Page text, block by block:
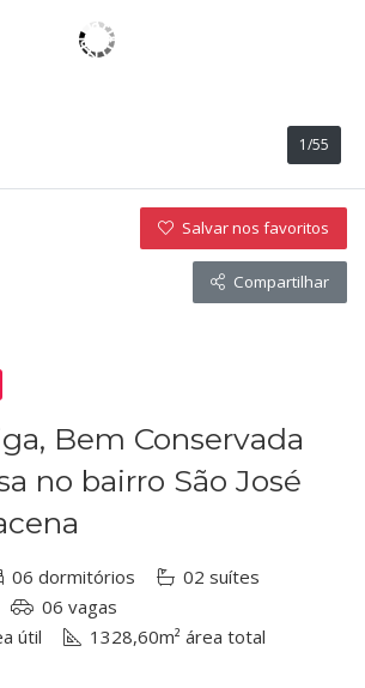
1/55
Salvar nos favoritos
Compartilhar
Bem Conservada
no bairro São José
06 dormitórios
02 suítes
06 vagas
útil
1328,60m² área total